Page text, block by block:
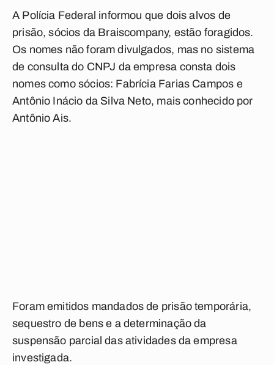
A Polícia Federal informou que dois alvos de
prisão, sócios da Braiscompany, estão foragidos.
Os nomes não foram divulgados, mas no sistema
de consulta do CNPJ da empresa consta dois
nomes como sócios: Fabrícia Farias Campos e
Antônio Inácio da Silva Neto, mais conhecido por
Antônio Ais.
Foram emitidos mandados de prisão temporária,
sequestro de bens e a determinação da
suspensão parcial das atividades da empresa
investigada.